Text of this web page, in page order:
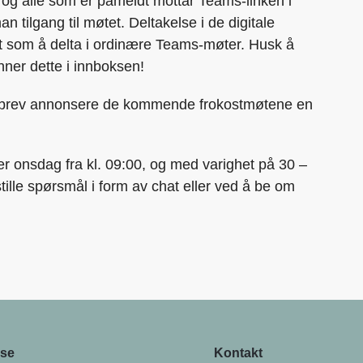
tilgang til møtet. Deltakelse i de digitale
å delta i ordinære Teams-møter. Husk å
dette i innboksen!
annonsere de kommende frokostmøtene en
onsdag fra kl. 09:00, og med varighet på 30 –
spørsmål i form av chat eller ved å be om
Kontakt